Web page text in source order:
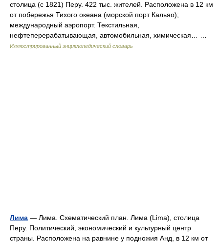
столица (с 1821) Перу. 422 тыс. жителей. Расположена в 12 км
от побережья Тихого океана (морской порт Кальяо);
международный аэропорт. Текстильная,
нефтеперерабатывающая, автомобильная, химическая… …
Иллюстрированный энциклопедический словарь
Лима — Лима. Схематический план. Лима (Lima), столица
Перу. Политический, экономический и культурный центр
страны. Расположена на равнине у подножия Анд, в 12 км от